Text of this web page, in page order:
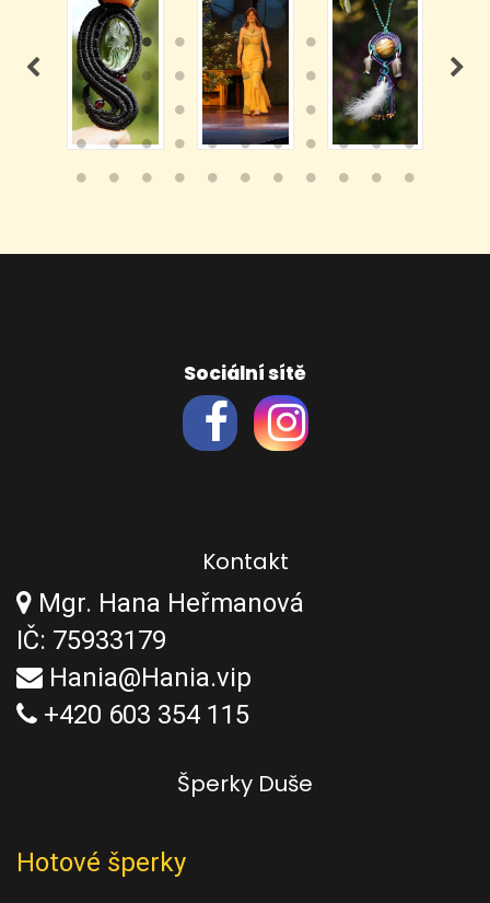
Sociální sítě
Kontakt
Mgr. Hana Heřmanová
IČ: 75933179
Hania@Hania.vip
+420 603 354 115
Šperky Duše
Hotové šperky